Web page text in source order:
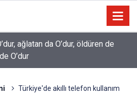
ağlatan da O’dur, öldüren de
O’dur
Türkiye'de akıllı telefon kullanım